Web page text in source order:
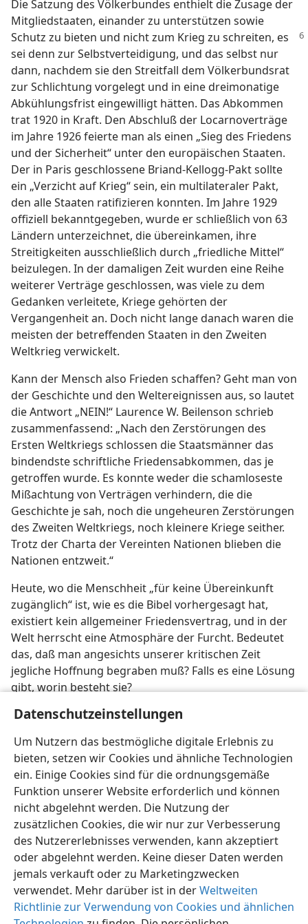
Datenschutzeinstellungen
Um Nutzern das bestmögliche digitale Erlebnis zu
bieten, setzen wir Cookies und ähnliche Technologien
ein. Einige Cookies sind für die ordnungsgemäße
Funktion unserer Website erforderlich und können
nicht abgelehnt werden. Die Nutzung der
zusätzlichen Cookies, die wir nur zur Verbesserung
des Nutzererlebnisses verwenden, kann akzeptiert
oder abgelehnt werden. Keine dieser Daten werden
jemals verkauft oder zu Marketingzwecken
verwendet. Mehr darüber ist in derWeltweiten
Richtlinie zur Verwendung von Cookies und ähnlichen
Die Satzung des Völkerbundes enthielt die Zusage der
Mitgliedstaaten, einander zu unterstützen sowie
Schutz zu bieten und nicht zum Krieg zu schreiten, es
sei denn zur Selbstverteidigung, und das selbst nur
dann, nachdem sie den Streitfall dem Völkerbundsrat
zur Schlichtung vorgelegt und in eine dreimonatige
Abkühlungsfrist eingewilligt hätten. Das Abkommen
trat 1920 in Kraft. Den Abschluß der Locarnoverträge
im Jahre 1926 feierte man als einen „Sieg des Friedens
und der Sicherheit“ unter den europäischen Staaten.
Der in Paris geschlossene Briand-Kellogg-Pakt sollte
ein „Verzicht auf Krieg“ sein, ein multilateraler Pakt,
den alle Staaten ratifizieren konnten. Im Jahre 1929
offiziell bekanntgegeben, wurde er schließlich von 63
Ländern unterzeichnet, die übereinkamen, ihre
Streitigkeiten ausschließlich durch „friedliche Mittel“
beizulegen. In der damaligen Zeit wurden eine Reihe
weiterer Verträge geschlossen, was viele zu dem
Gedanken verleitete, Kriege gehörten der
Vergangenheit an. Doch nicht lange danach waren die
meisten der betreffenden Staaten in den Zweiten
Weltkrieg verwickelt.
Kann der Mensch also Frieden schaffen? Geht man von
der Geschichte und den Weltereignissen aus, so lautet
die Antwort „NEIN!“ Laurence W. Beilenson schrieb
zusammenfassend: „Nach den Zerstörungen des
Ersten Weltkriegs schlossen die Staatsmänner das
bindendste schriftliche Friedensabkommen, das je
getroffen wurde. Es konnte weder die schamloseste
Mißachtung von Verträgen verhindern, die die
Geschichte je sah, noch die ungeheuren Zerstörungen
des Zweiten Weltkriegs, noch kleinere Kriege seither.
Trotz der Charta der Vereinten Nationen blieben die
Nationen entzweit.“
Heute, wo die Menschheit „für keine Übereinkunft
zugänglich“ ist, wie es die Bibel vorhergesagt hat,
existiert kein allgemeiner Friedensvertrag, und in der
Welt herrscht eine Atmosphäre der Furcht. Bedeutet
das, daß man angesichts unserer kritischen Zeit
jegliche Hoffnung begraben muß? Falls es eine Lösung
gibt, worin besteht sie?
[Bild auf Seite 5]
„Verträge ... sind kurzlebig“
Deutsch Teilen Einstellungen
Copyright© 2026 Watch Tower Bible and Tract Society of Pennsylvania
Nutzungsbedingungen
Datenschutzerklärung
Datenschutzeinstellungen
JW.ORG Anmelden